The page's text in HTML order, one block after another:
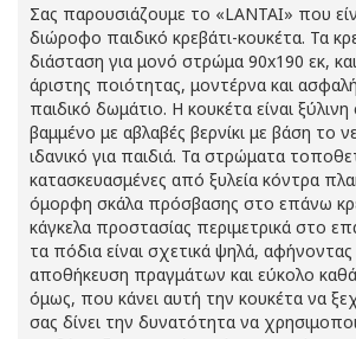
Σας παρουσιάζουμε το «LANTAI» που
διώροφο παιδικό κρεβάτι-κουκέτα. Τα
διάσταση για μονό στρώμα 90x190 εκ,
άριστης ποιότητας, μοντέρνα και
παιδικό δωμάτιο. Η κουκέτα είναι
βαμμένο με αβλαβές βερνίκι με βάση το
ιδανικό για παιδιά. Τα στρώματα
κατασκευασμένες από ξυλεία κόντρα
όμορφη σκάλα πρόσβασης στο επάνω
κάγκελα προστασίας περιμετρικά στο
τα πόδια είναι σχετικά ψηλά,
αποθήκευση πραγμάτων και εύκολο
όμως, που κάνει αυτή την κουκέτα να
σας δίνει την δυνατότητα να